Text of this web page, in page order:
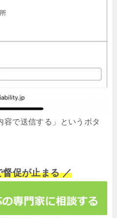
容で送信する」というボタ
督促が止まる ／